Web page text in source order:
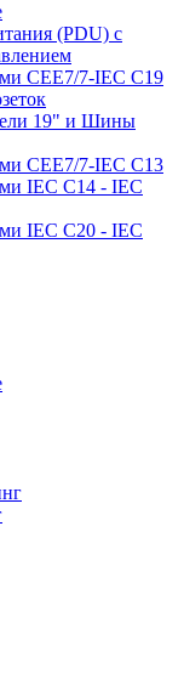
(PDU) с
CEE7/7-IEC C19
19" и Шины
CEE7/7-IEC C13
IEC C14 - IEC
IEC C20 - IEC